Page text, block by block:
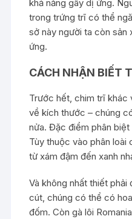
khả năng gây dị ứng.
trong trứng trĩ có thể
sở này người ta còn
ứng.
CÁCH NHẬN BIẾT
Trước hết, chim trĩ khác
về kích thước – chúng
nửa. Đặc điểm phân
Tùy thuộc vào phân
từ xám đậm đến xanh
Và không nhất thiết
cút, chúng có thể có
đốm. Còn gà lôi